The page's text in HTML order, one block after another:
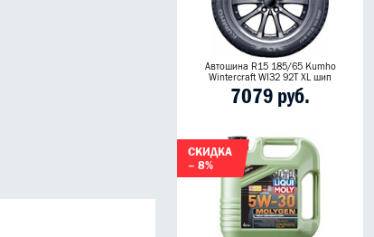
Автошина R15 185/65 Kumho
Wintercraft WI32 92T XL шип
7079 руб.
СКИДКА
– 8%